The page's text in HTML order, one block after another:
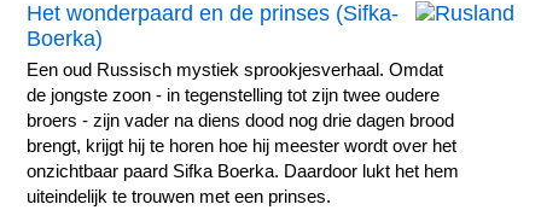
Het wonderpaard en de prinses (Sifka-
Boerka)
Een oud Russisch mystiek sprookjesverhaal. Omdat
de jongste zoon - in tegenstelling tot zijn twee oudere
broers - zijn vader na diens dood nog drie dagen brood
brengt, krijgt hij te horen hoe hij meester wordt over het
onzichtbaar paard Sifka Boerka. Daardoor lukt het hem
uiteindelijk te trouwen met een prinses.